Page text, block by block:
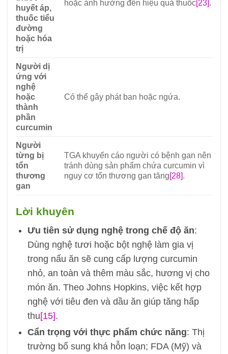
huyết áp,
thuốc tiểu
đường
hoặc hóa
trị
hoặc ảnh hưởng đến hiệu quả thuốc[23].
Người dị
ứng với
nghệ
hoặc
thành
phần
curcumin
Có thể gây phát ban hoặc ngứa.
Người
từng bị
tổn
thương
gan
TGA khuyến cáo người có bệnh gan nên
tránh dùng sản phẩm chứa curcumin vì
nguy cơ tổn thương gan tăng[28].
Lời khuyên
Ưu tiên sử dụng nghệ trong chế độ ăn:
Dùng nghệ tươi hoặc bột nghệ làm gia vị
trong nấu ăn sẽ cung cấp lượng curcumin
nhỏ, an toàn và thêm màu sắc, hương vị cho
món ăn. Theo Johns Hopkins, việc kết hợp
nghệ với tiêu đen và dầu ăn giúp tăng hấp
thu[15].
Cẩn trọng với thực phẩm chức năng: Thị
trường bổ sung khá hỗn loạn; FDA (Mỹ) và